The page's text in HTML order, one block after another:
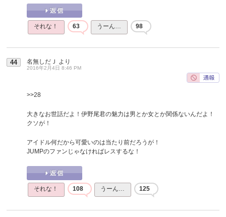
それな！ 63 うーん… 98
44 名無しだＪ より
2016年2月4日 8:46 PM
>>28
大きなお世話だよ！伊野尾君の魅力は男とか女とか関係ないんだよ！
クソが！
アイドル何だから可愛いのは当たり前だろうが！
JUMPのファンじゃなければレスするな！
それな！ 108 うーん… 125